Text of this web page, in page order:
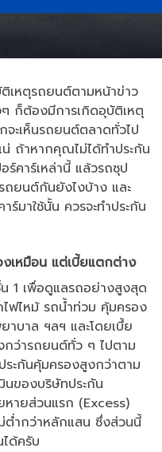
เหตุรถยนต์ตามหน้าข่าว
ก็ต้องมีการเกิดอุบัติเหตุ
จะเห็นรถยนต์ตลาดทั่วไป
ถ้าหากคุณไม่ได้ทำประกัน
ร์คาร์เหล่านี้ แล้วรถซุป
ถยนต์กันยังไงบ้าง และ
ร์มาใช้นั้น ควรจะทำประกัน
เหมือน แต่เบี้ยแตกต่าง
1 เพื่อดูแลรถอย่างสูงสุด
ฟไหม้ รถน้ำท่วม คุ้มครอง
บาล ฯลฯ และโดยเบึ้ย
กว่ารถยนต์ทั่ว ๆ ไปตาม
ระกันคุ้มครองสูงกว่าตาม
นของบริษัทประกัน
ายส่วนแรก (Excess)
ต่ำกว่าหลักแสน ซึ่งส่วนนี้
ด้ครับ